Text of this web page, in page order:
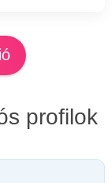
profilok